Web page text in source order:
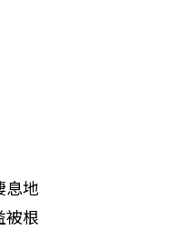
息地
被根